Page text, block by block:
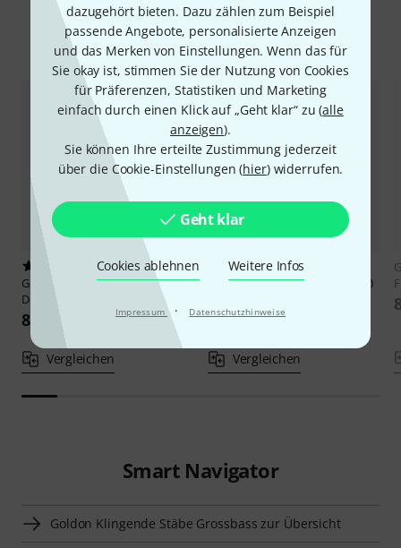
dazugehört bieten. Dazu zählen zum Beispiel
passende Angebote, personalisierte Anzeigen
und das Merken von Einstellungen. Wenn das für
Sie okay ist, stimmen Sie der Nutzung von Cookies
für Präferenzen, Statistiken und Marketing
einfach durch einen Klick auf „Geht klar“ zu (alle
anzeigen).
Sie können Ihre erteilte Zustimmung jederzeit
über die Cookie-Einstellungen (hier) widerrufen.
Geht klar
Cookies ablehnen Weitere Infos
Impressum · Datenschutzhinweise
Alternativen vergleichen
1
Goldon
Resonator Model 10620
D
89 €
Vergleichen
2
GoldonResonator Model 10620
89 €
Vergleichen
F
Smart Navigator
Goldon Klingende Stäbe Grossbass zur Übersicht